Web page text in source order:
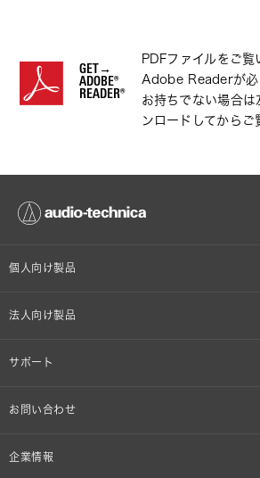
GET→
ADOBE®
READER®
PDFファイルをご覧
Adobe Readerが必
お持ちでない場合
ンロードしてからご
個人向け製品
オンラインストア限定
法人向け製品
設備音響機器
サポート
個人向け製品サポート
お問い合わせ
その他、メディア 取材関連等のお問い合わせ
企業情報